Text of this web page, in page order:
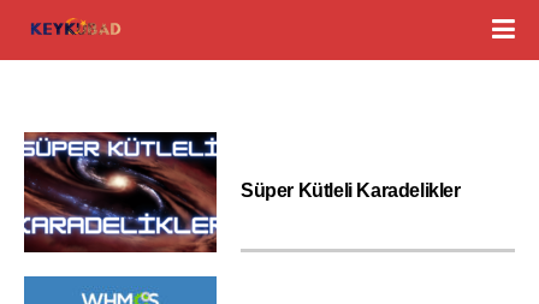
Süper Kütleli Karadelikler